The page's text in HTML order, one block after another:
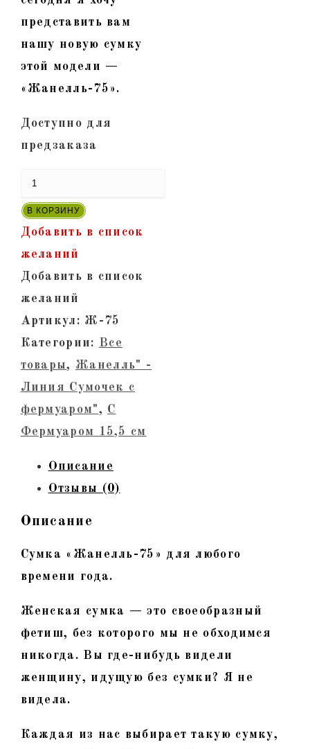
представить вам
нашу новую сумку
этой модели —
«Жанелль-75».
Доступно для
предзаказа
Количество
товара
"Жанелль-75"
В КОРЗИНУ
Добавить в список
желаний
Добавить в список
желаний
Артикул: Ж-75
Категории:
Все
товары, Жанелль" -
Линия Сумочек с
фермуаром", С
Фермуаром 15,5 см
Описание
Отзывы (0)
Описание
Сумка «Жанелль-75» для любого
времени года.
Женская сумка — это своеобразный
фетиш, без которого мы не обходимся
никогда. Вы где-нибудь видели
женщину, идущую без сумки? Я не
видела.
Каждая из нас выбирает такую сумку,